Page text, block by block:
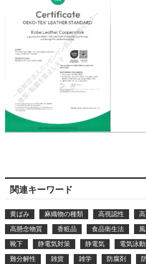
関連キーワード
黄ばみ 麻織物の種類 高視認性
高懸念物質
香粧品 食品衛生法
靴下
静電気対策 静電気 電気泳
難分解性
雑貨 雑学 防腐剤